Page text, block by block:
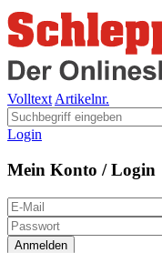
Volltext Artikelnr.
Login
Mein Konto / Login